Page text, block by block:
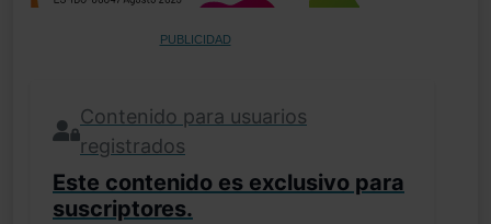
PUBLICIDAD
Contenido para usuarios
registrados
Este contenido es exclusivo para
suscriptores.